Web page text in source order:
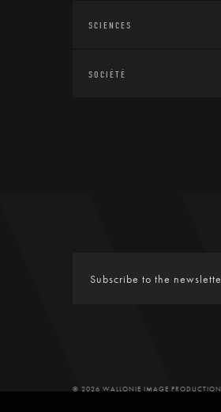
SCIENCES
SOCIÉTÉ
© 2026 WALLONIE IMAGE PRODUCTION